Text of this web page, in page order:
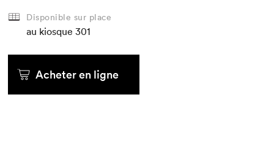
Disponible sur place
au kiosque 301
Acheter en ligne